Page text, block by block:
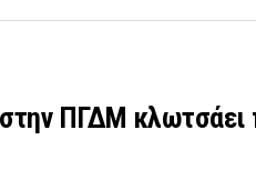
ΠΓΔΜ